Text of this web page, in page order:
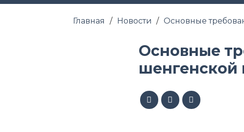
Главная / Новости / Основные
Основные
шенгенской